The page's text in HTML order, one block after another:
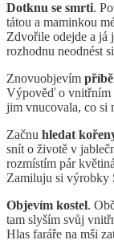
Dotknu se smrti.
tátou a maminkou
Zdvořile odejde a já
rozhodnu neodnést
Znovuobjevím
Výpověď o vnitřním
jim vnucovala, co si
Začnu hledat
snít o životě v
rozmístím pár
Zamiluju si výrobky
Objevím kostel.
tam slyším svůj
Hlas faráře na mši